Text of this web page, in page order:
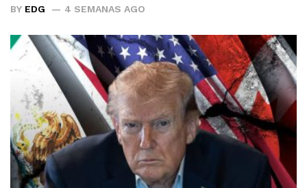
BY EDG 4 SEMANAS AGO